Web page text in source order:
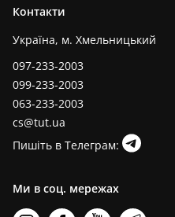
Контакти
Україна, м. Хмельницький
097-233-2003
099-233-2003
063-233-2003
cs@tut.ua
Пишіть в Телеграм:
Ми в соц. мережах